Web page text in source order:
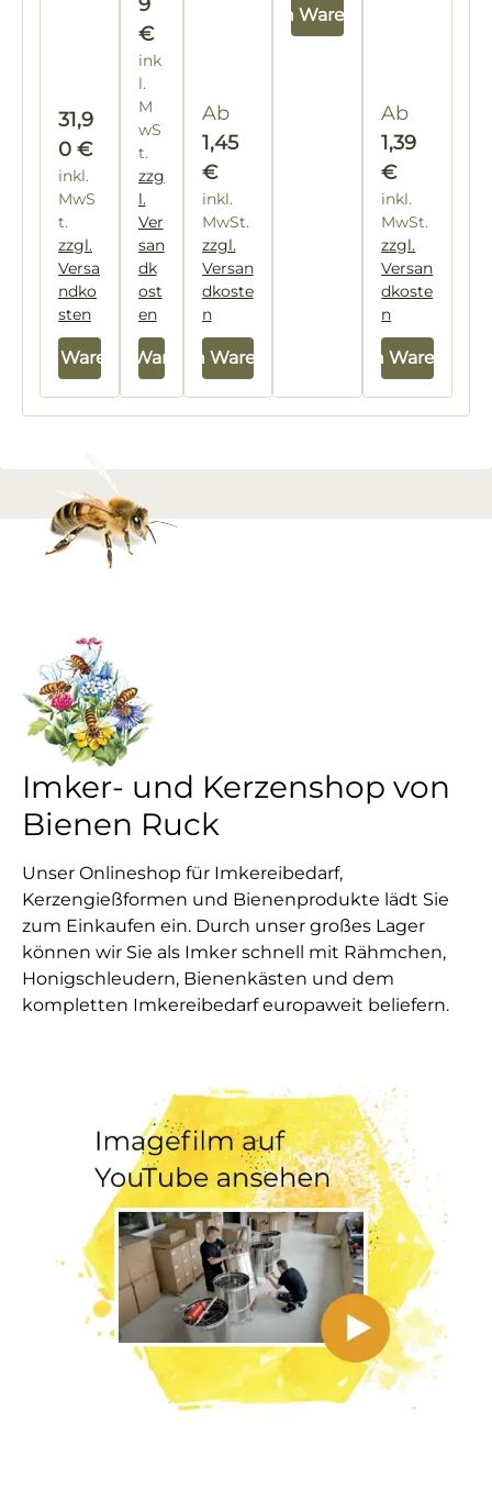
Regulärer Preis:
31,9
0 €
inkl.
MwS
t.
zzgl.
Versa
ndko
sten
In den Warenkorb
2 €
/ 1
Kil
og
ra
m
m)
€
ink
l.
M
wS
t.
zzg
l.
Ver
san
dk
ost
en
In den Warenkorb
Regulärer Preis:
Ab
1,45
€
inkl.
MwSt.
zzgl.
Versan
dkoste
n
In den Warenkorb
In den Warenkorb
Regulärer
Ab
1,39
€
inkl.
MwSt.
zzgl.
Versan
dkoste
n
In den Warenkorb
Imker- und Kerzenshop von
Bienen Ruck
Unser Onlineshop für Imkereibedarf,
Kerzengießformen und Bienenprodukte lädt Sie
zum Einkaufen ein. Durch unser großes Lager
können wir Sie als Imker schnell mit Rähmchen,
Honigschleudern, Bienenkästen und dem
kompletten Imkereibedarf europaweit beliefern.